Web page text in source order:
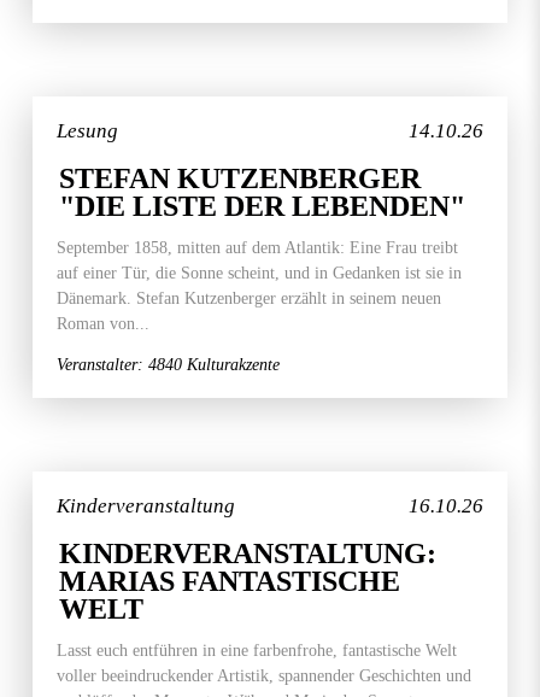
14.10.26
Lesung
STEFAN KUTZENBERGER
"DIE LISTE DER LEBENDEN"
September 1858, mitten auf dem Atlantik: Eine Frau treibt
auf einer Tür, die Sonne scheint, und in Gedanken ist sie in
Dänemark. Stefan Kutzenberger erzählt in seinem neuen
Roman von...
Veranstalter: 4840 Kulturakzente
16.10.26
Kinderveranstaltung
KINDERVERANSTALTUNG:
MARIAS FANTASTISCHE
WELT
Lasst euch entführen in eine farbenfrohe, fantastische Welt
voller beeindruckender Artistik, spannender Geschichten und